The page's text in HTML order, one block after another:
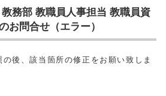
教務部 教職員人事担当 教職員資
お問合せ（エラー）
後、該当箇所の修正をお願い致しま